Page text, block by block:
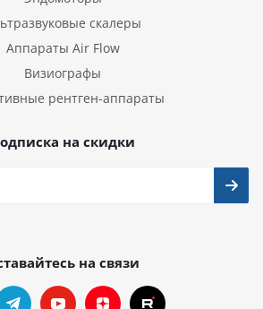
скалеры
Аппараты Air Flow
Визиографы
рентген-аппараты
на скидки
на связи